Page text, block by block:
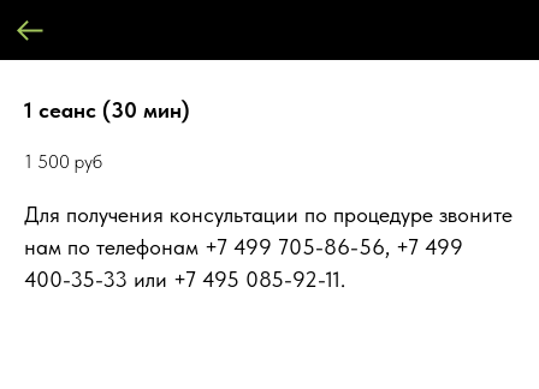
1 сеанс (30 мин)
1 500 руб
Для получения консультации по процедуре звоните
нам по телефонам +7 499 705-86-56, +7 499
400-35-33 или +7 495 085-92-11.